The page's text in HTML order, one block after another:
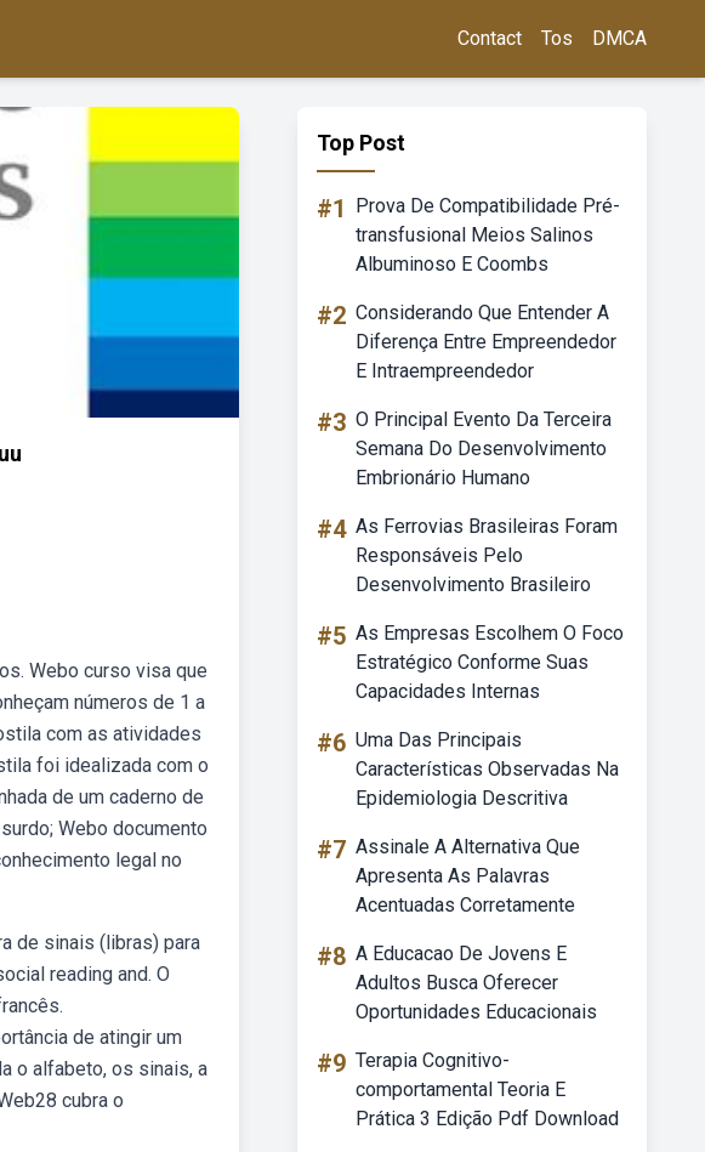
Contact Tos DMCA
Webo curso visa que
números de 1 a
com as atividades
foi idealizada com o
de um caderno de
Webo documento
legal no
de sinais (libras) para
reading and. O
de atingir um
o alfabeto, os sinais, a
cubra o
Top Post
#1
Prova De Compatibilidade Pré-
transfusional Meios Salinos
Albuminoso E Coombs
#2 Considerando Que Entender A
Diferença Entre Empreendedor
E Intraempreendedor
#3 O Principal Evento Da Terceira
Semana Do Desenvolvimento
Embrionário Humano
#4 As Ferrovias Brasileiras Foram
Responsáveis Pelo
Desenvolvimento Brasileiro
#5 As Empresas Escolhem O Foco
Estratégico Conforme Suas
Capacidades Internas
#6 Uma Das Principais
Características Observadas Na
Epidemiologia Descritiva
#7 Assinale A Alternativa Que
Apresenta As Palavras
Acentuadas Corretamente
#8 A Educacao De Jovens E
Adultos Busca Oferecer
Oportunidades Educacionais
#9 Terapia Cognitivo-
comportamental Teoria E
Prática 3 Edição Pdf Download